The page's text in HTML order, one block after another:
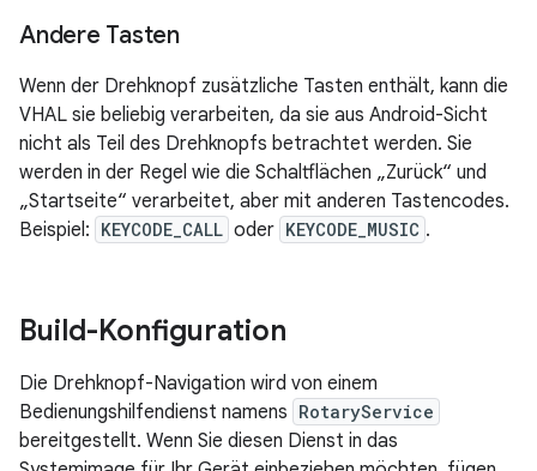
Andere Tasten
Wenn der Drehknopf zusätzliche Tasten enthält, kann die
VHAL sie beliebig verarbeiten, da sie aus Android-Sicht
nicht als Teil des Drehknopfs betrachtet werden. Sie
werden in der Regel wie die Schaltflächen „Zurück“ und
„Startseite“ verarbeitet, aber mit anderen Tastencodes.
Beispiel: KEYCODE_CALL oder KEYCODE_MUSIC .
Build-Konfiguration
Die Drehknopf-Navigation wird von einem
Bedienungshilfendienst namens RotaryService
bereitgestellt. Wenn Sie diesen Dienst in das